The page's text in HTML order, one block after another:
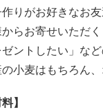
りがお好きなお
からお寄せいただ
ントしたい」な
小麦はもちろん
】